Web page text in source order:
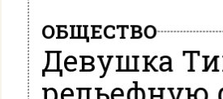
ОБЩЕСТВО
Девушка
рельефную